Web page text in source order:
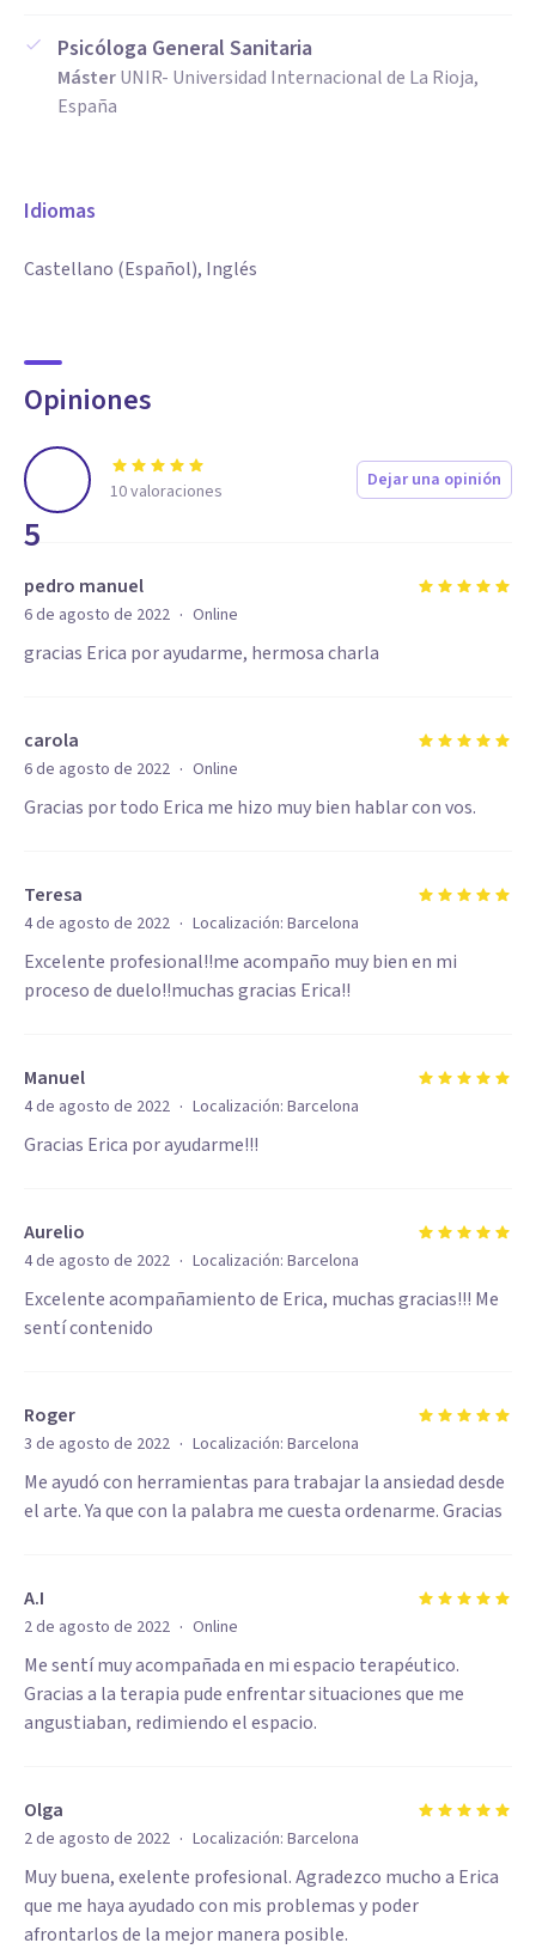
Psicóloga General Sanitaria
MásterUNIR- Universidad Internacional de La Rioja,
España
Idiomas
Castellano (Español), Inglés
Opiniones
5
10valoraciones Dejar una opinión
pedro manuel
6 de agosto de 2022 · Online
gracias Erica por ayudarme, hermosa charla
carola
6 de agosto de 2022 · Online
Gracias por todo Erica me hizo muy bien hablar con vos.
Teresa
4 de agosto de 2022 · Localización: Barcelona
Excelente profesional!!me acompaño muy bien en mi
proceso de duelo!!muchas gracias Erica!!
Manuel
4 de agosto de 2022 · Localización: Barcelona
Gracias Erica por ayudarme!!!
Aurelio
4 de agosto de 2022 · Localización: Barcelona
Excelente acompañamiento de Erica, muchas gracias!!! Me
sentí contenido
Roger
3 de agosto de 2022 · Localización: Barcelona
Me ayudó con herramientas para trabajar la ansiedad desde
el arte. Ya que con la palabra me cuesta ordenarme. Gracias
A.I
2 de agosto de 2022 · Online
Me sentí muy acompañada en mi espacio terapéutico.
Gracias a la terapia pude enfrentar situaciones que me
angustiaban, redimiendo el espacio.
Olga
2 de agosto de 2022 · Localización: Barcelona
Muy buena, exelente profesional. Agradezco mucho a Erica
que me haya ayudado con mis problemas y poder
afrontarlos de la mejor manera posible.